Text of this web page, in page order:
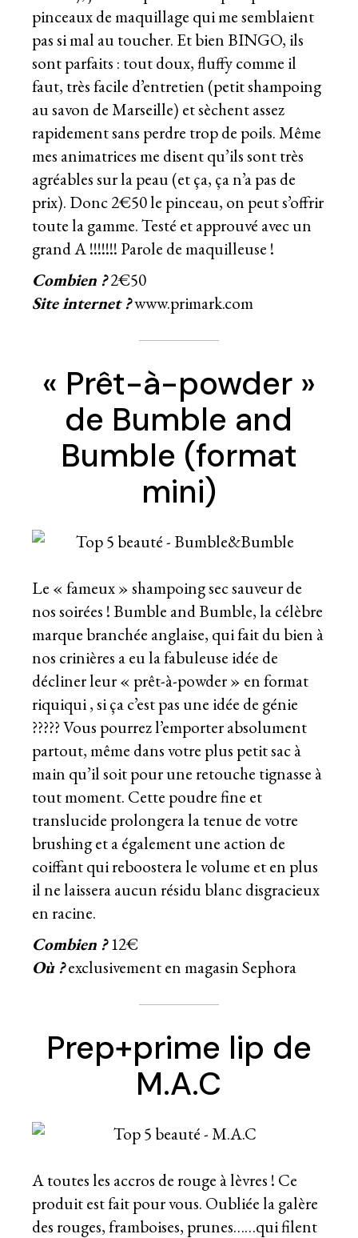
pinceaux de maquillage qui me semblaient
pas si mal au toucher. Et bien BINGO, ils
sont parfaits : tout doux, fluffy comme il
faut, très facile d’entretien (petit shampoing
au savon de Marseille) et sèchent assez
rapidement sans perdre trop de poils. Même
mes animatrices me disent qu’ils sont très
agréables sur la peau (et ça, ça n’a pas de
prix). Donc 2€50 le pinceau, on peut s’offrir
toute la gamme. Testé et approuvé avec un
grand A !!!!!!! Parole de maquilleuse !
Combien ?2€50
Site internet ?www.primark.com
« Prêt-à-powder »
de Bumble and
Bumble (format
mini)
Le « fameux » shampoing sec sauveur de
nos soirées ! Bumble and Bumble, la célèbre
marque branchée anglaise, qui fait du bien à
nos crinières a eu la fabuleuse idée de
décliner leur « prêt-à-powder » en format
riquiqui , si ça c’est pas une idée de génie
????? Vous pourrez l’emporter absolument
partout, même dans votre plus petit sac à
main qu’il soit pour une retouche tignasse à
tout moment. Cette poudre fine et
translucide prolongera la tenue de votre
brushing et a également une action de
coiffant qui reboostera le volume et en plus
il ne laissera aucun résidu blanc disgracieux
en racine.
Combien ? 12€
Où ?exclusivement en magasin Sephora
Prep+prime lip de
M.A.C
A toutes les accros de rouge à lèvres ! Ce
produit est fait pour vous. Oubliée la galère
des rouges, framboises, prunes……qui filent